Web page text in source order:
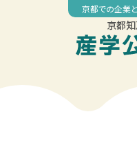
京都での企業
京都